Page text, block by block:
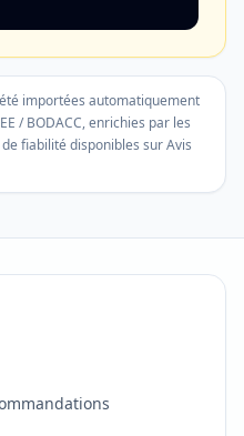
importées automatiquement
/ BODACC, enrichies par les
fiabilité disponibles sur Avis